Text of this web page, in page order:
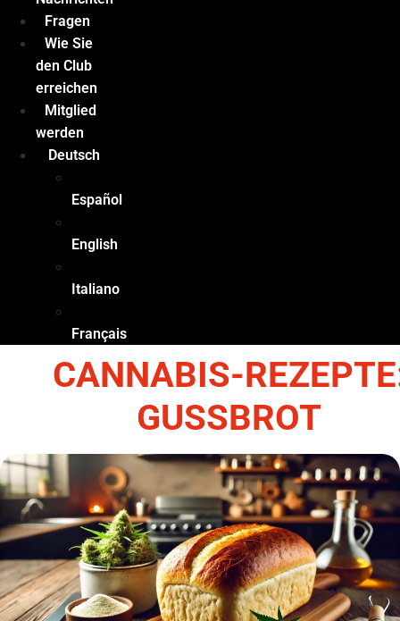
Fragen
Wie Sie
den Club
erreichen
Mitglied
werden
Deutsch
Español
English
Italiano
Français
CANNABIS-
GUSSBROT